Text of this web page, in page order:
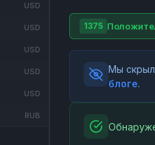
USD
USD
USD
USD
USD
RUB
1375
Мы
блоге.